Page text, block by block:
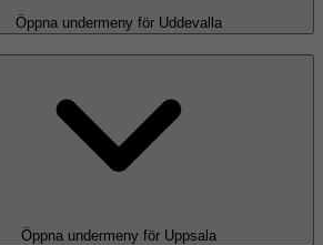
Öppna undermeny för Uddevalla
Öppna undermeny för Uppsala